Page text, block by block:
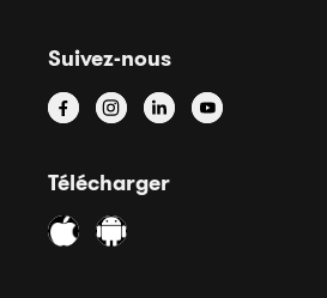
Suivez-nous
Télécharger